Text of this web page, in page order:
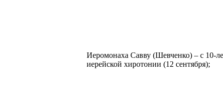
Иеромонаха Савву (Шевченко) – с 10-
иерейской хиротонии (12 сентября);